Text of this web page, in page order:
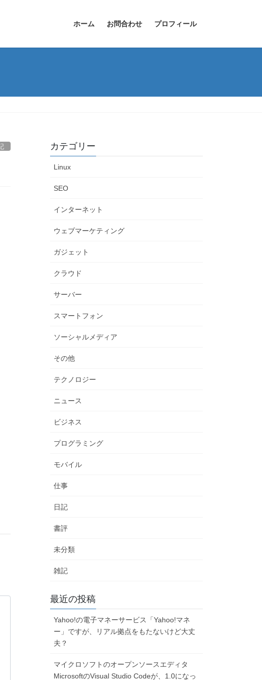
ホーム お問合わせ プロフィール
カテゴリー
Linux
SEO
インターネット
ウェブマーケティング
ガジェット
クラウド
サーバー
スマートフォン
ソーシャルメディア
その他
テクノロジー
ニュース
ビジネス
プログラミング
モバイル
仕事
日記
書評
未分類
雑記
最近の投稿
Yahoo!の電子マネーサービス「Yahoo!マネ
ー」ですが、リアル拠点をもたないけど大丈
夫？
マイクロソフトのオープンソースエディタ
MicrosoftのVisual Studio Codeが、1.0になっ